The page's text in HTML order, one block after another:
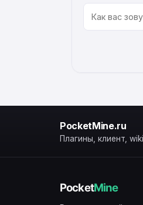
PocketMine.ru
Плагины, клиент,